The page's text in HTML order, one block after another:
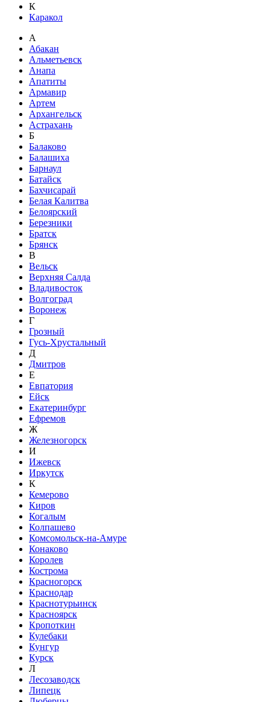
К
Каракол
А
Абакан
Альметьевск
Анапа
Апатиты
Армавир
Артем
Архангельск
Астрахань
Б
Балаково
Балашиха
Барнаул
Батайск
Бахчисарай
Белая Калитва
Белоярский
Березники
Братск
Брянск
В
Вельск
Верхняя Салда
Владивосток
Волгоград
Воронеж
Г
Грозный
Гусь-Хрустальный
Д
Дмитров
Е
Евпатория
Ейск
Екатеринбург
Ефремов
Ж
Железногорск
И
Ижевск
Иркутск
К
Кемерово
Киров
Когалым
Колпашево
Комсомольск-на-Амуре
Конаково
Королев
Кострома
Красногорск
Краснодар
Краснотурьинск
Красноярск
Кропоткин
Кулебаки
Кунгур
Курск
Л
Лесозаводск
Липецк